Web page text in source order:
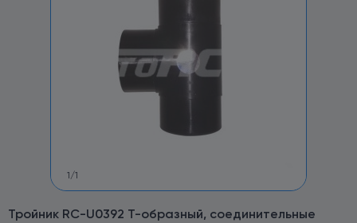
1 /1
Тройник RC-U0392 T-образный, соединительные